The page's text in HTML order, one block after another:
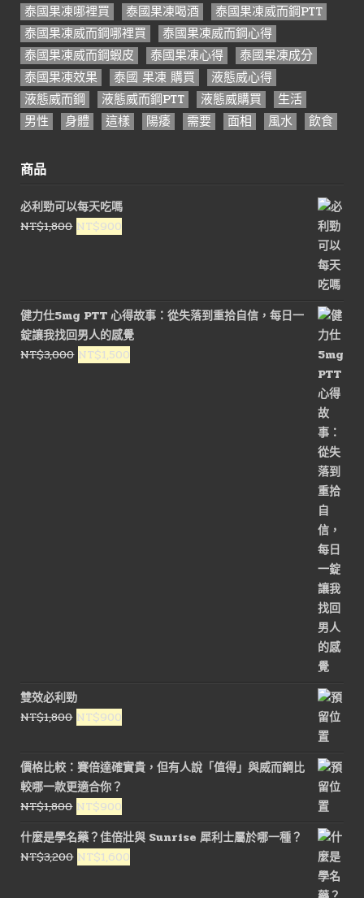
泰國果凍哪裡買
泰國果凍喝酒
泰國果凍威而鋼PTT
泰國果凍威而鋼哪裡買
泰國果凍威而鋼心得
泰國果凍威而鋼蝦皮
泰國果凍心得
泰國果凍成分
泰國果凍效果
泰國 果凍 購買
液態威心得
液態威而鋼
液態威而鋼PTT 液態威購買
生活
男性
身體 這樣 陽痿 需要 面相 風水 飲食
商品
必利勁可以每天吃嗎
NT$1,800 原
NT$1,800。
NT$900
NT$900。
健力仕5mg PTT 心得故事：從失落到重拾自信，每日一
錠讓我找回男人的感覺
NT$3,000 原
NT$1,500
雙效必利勁
NT$1,800 原
價
格：
NT$1,800。
NT$900
價
格：
NT$900。
價格比較：賽倍達確實貴，但有人說「值得」與威而鋼比
較哪一款更適合你？
NT$1,800 原
始
價
格：
NT$900
前
價
格：
什麼是學名藥？佳倍壯與 Sunrise 犀利士屬於哪一種？
NT$3,200 原
NT$1,600